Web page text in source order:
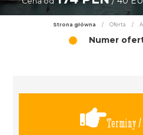
Strona główna / Oferta /
Numer
Terminy